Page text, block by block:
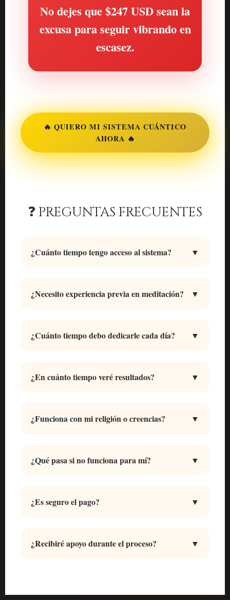
No dejes que $247 USD sean la
excusa para seguir vibrando en
escasez.
🔥 QUIERO MI SISTEMA CUÁNTICO
AHORA 🔥
❓ PREGUNTAS FRECUENTES
¿Cuánto tiempo tengo acceso al sistema? ▼
Sistema Cuántico de la Riqueza. Podrás revisar las
¿Necesito experiencia previa en meditación? ▼
meditaciones están guiadas paso a paso y son
¿Cuánto tiempo debo dedicarle cada día? ▼
30 minutos. Puedes hacerlas a tu propio ritmo,
idealmente una por día durante los primeros 8 días.
¿En cuánto tiempo veré resultados? ▼
reportan cambios en su energía y primeras
manifestaciones en las primeras 2 semanas. Lo
¿Funciona con mi religión o creencias? ▼
con todas las creencias. Los ángeles no pertenecen a
¿Qué pasa si no funciona para mí? ▼
completo sin preguntas ni complicaciones.
¿Es seguro el pago? ▼
de Hotmart, una de las plataformas más seguras y
confiables del mundo con protección bancaria
¿Recibiré apoyo durante el proceso? ▼
sobre el contenido del sistema.